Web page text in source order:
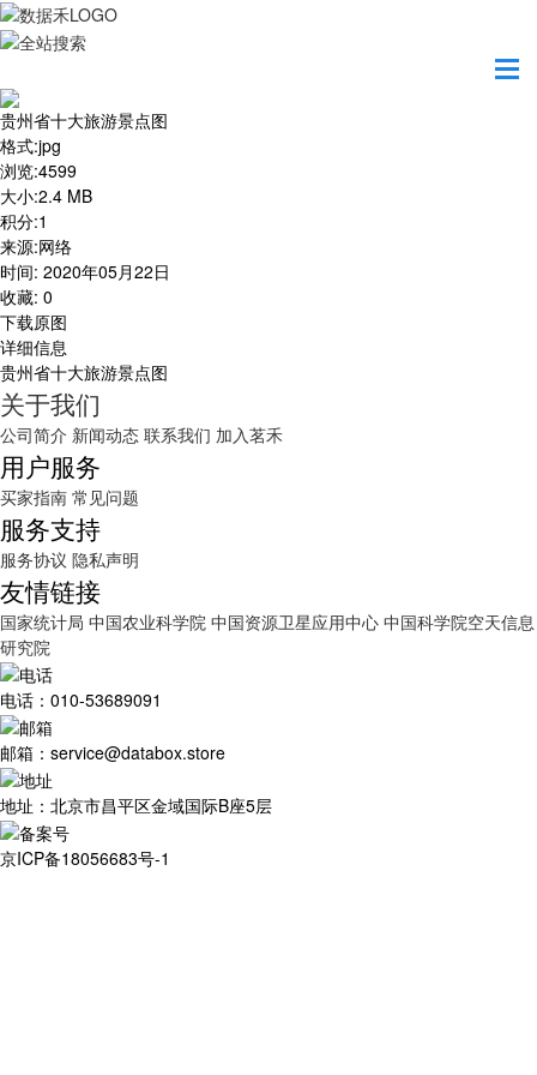
贵州省十大旅游景点图
格式:jpg
浏览:4599
大小:2.4 MB
积分:1
来源:网络
时间: 2020年05月22日
收藏: 0
下载原图
详细信息
贵州省十大旅游景点图
关于我们
公司简介 新闻动态 联系我们 加入茗禾
用户服务
买家指南 常见问题
服务支持
服务协议 隐私声明
友情链接
国家统计局 中国农业科学院 中国资源卫星应用中心 中国科学院空天信息
研究院
电话：010-53689091
邮箱：service@databox.store
地址：北京市昌平区金域国际B座5层
京ICP备18056683号-1